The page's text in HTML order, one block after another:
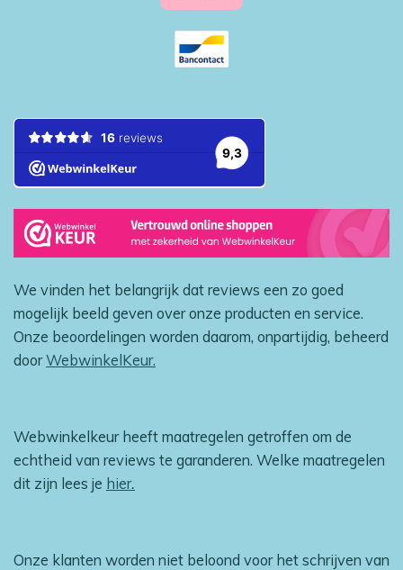
We vinden het belangrijk dat reviews een zo goed
mogelijk beeld geven over onze producten en service.
Onze beoordelingen worden daarom, onpartijdig, beheerd
doorWebwinkelKeur.
Webwinkelkeur heeft maatregelen getroffen om de
echtheid van reviews te garanderen. Welke maatregelen
dit zijn lees je hier.
Onze klanten worden niet beloond voor het schrijven van